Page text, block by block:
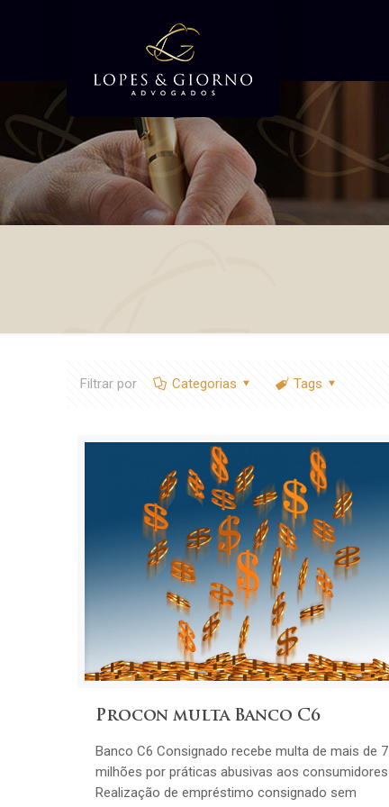
Filtrar por Categorias Tags
Procon multa Banco C6
Banco C6 Consignado recebe multa de mais de 7
milhões por práticas abusivas aos consumidores
Realização de empréstimo consignado sem